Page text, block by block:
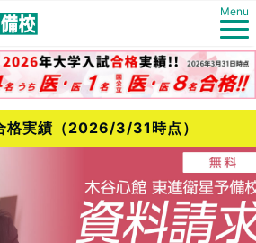
Menu
実績（2026/3/31時点）